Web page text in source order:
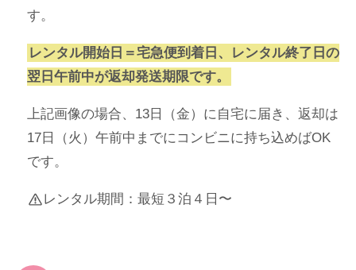
す。
レンタル開始日＝宅急便到着日、レンタル終了日の
翌日午前中が返却発送期限です。
上記画像の場合、13日（金）に自宅に届き、返却は
17日（火）午前中までにコンビニに持ち込めばOK
です。
レンタル期間：最短３泊４日〜